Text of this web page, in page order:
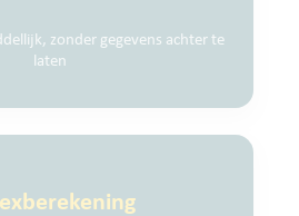
zonder gegevens achter te
laten